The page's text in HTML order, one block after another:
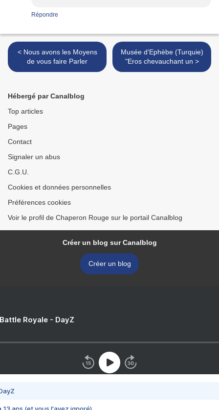
Répondre
< Nous avons les Moyens
de vous faire Parler
Musée d'Ephèbe (Turquie)
"Eros chevauchant un >
Hébergé par Canalblog
Top articles
Pages
Contact
Signaler un abus
C.G.U.
Cookies et données personnelles
Préférences cookies
Voir le profil de Chaperon Rouge sur le portail Canalblog
Créer un blog sur Canalblog
Créer un blog
Royale - DayZ